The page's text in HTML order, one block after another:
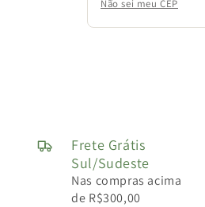
Não sei meu CEP
Frete Grátis
Sul/Sudeste
Nas compras acima
de R$300,00